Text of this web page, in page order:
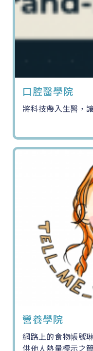
口腔醫學院
將科技帶入生醫，
營養學院
網路上的食物帳號
供他人熱量標示之